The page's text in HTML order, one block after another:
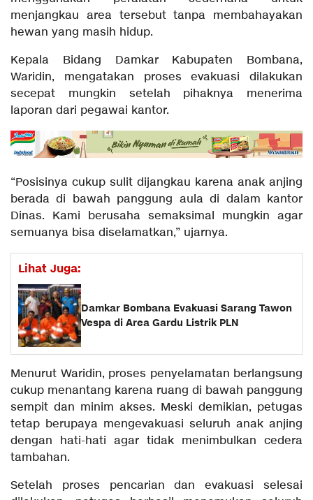
menjangkau area tersebut tanpa membahayakan
hewan yang masih hidup.
Kepala Bidang Damkar Kabupaten Bombana,
Waridin, mengatakan proses evakuasi dilakukan
secepat mungkin setelah pihaknya menerima
laporan dari pegawai kantor.
“Posisinya cukup sulit dijangkau karena anak anjing
berada di bawah panggung aula di dalam kantor
Dinas. Kami berusaha semaksimal mungkin agar
semuanya bisa diselamatkan,” ujarnya.
Lihat Juga:
Damkar Bombana Evakuasi Sarang Tawon
Vespa di Area Gardu Listrik PLN
Menurut Waridin, proses penyelamatan berlangsung
cukup menantang karena ruang di bawah panggung
sempit dan minim akses. Meski demikian, petugas
tetap berupaya mengevakuasi seluruh anak anjing
dengan hati-hati agar tidak menimbulkan cedera
tambahan.
Setelah proses pencarian dan evakuasi selesai